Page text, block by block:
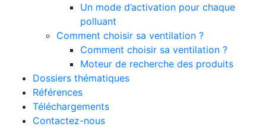
Un mode d’activation pour chaque
polluant
Comment choisir sa ventilation ?
Comment choisir sa ventilation ?
Moteur de recherche des produits
Dossiers thématiques
Références
Téléchargements
Contactez-nous